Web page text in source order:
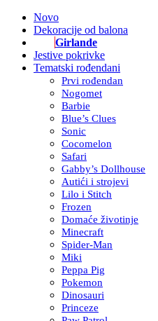
Novo
Dekoracije od balona
Girlande
Jestive pokrivke
Tematski rođendani
Prvi rođendan
Nogomet
Barbie
Blue’s Clues
Sonic
Cocomelon
Safari
Gabby’s Dollhouse
Autići i strojevi
Lilo i Stitch
Frozen
Domaće životinje
Minecraft
Spider-Man
Miki
Peppa Pig
Pokemon
Dinosauri
Princeze